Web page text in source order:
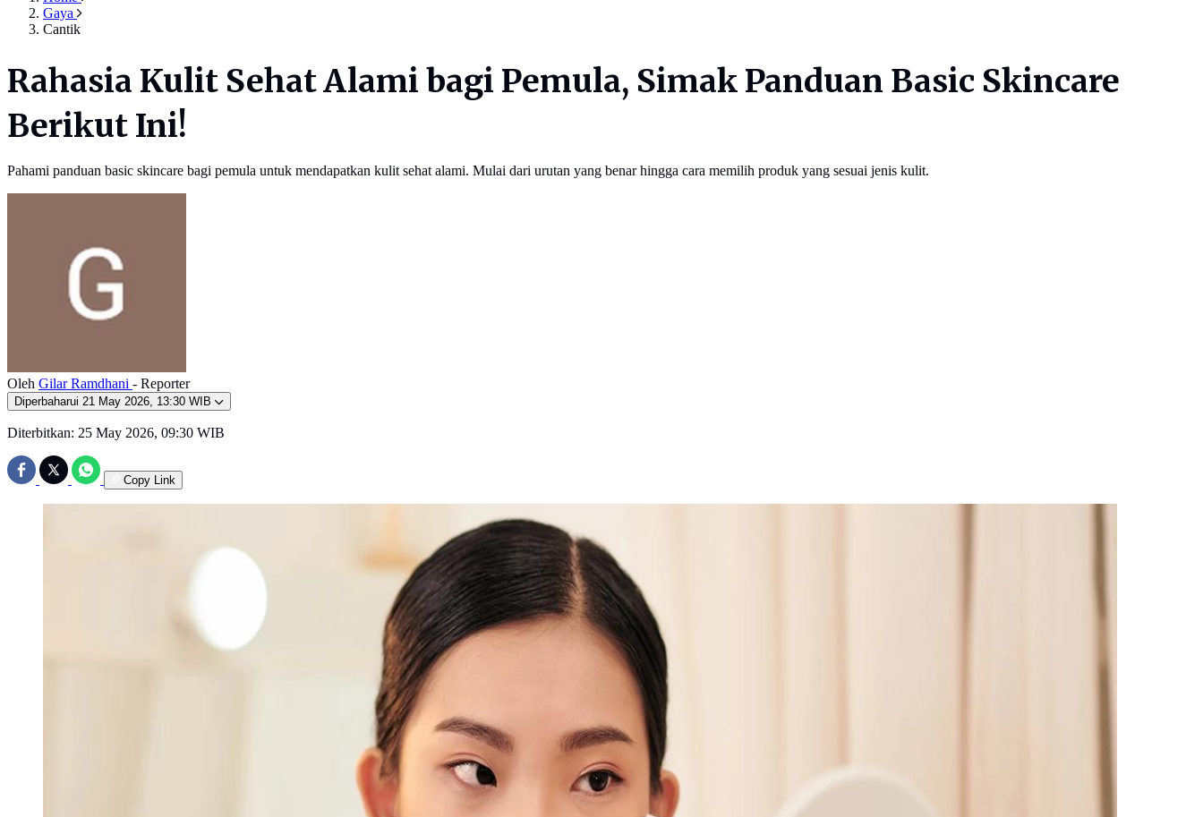
Gaya
Cantik
Rahasia Kulit Sehat Alami bagi Pemula, Simak Panduan Basic Skincare
Berikut Ini!
Pahami panduan basic skincare bagi pemula untuk mendapatkan kulit sehat alami. Mulai dari urutan yang benar hingga cara memilih produk yang sesuai jenis kulit.
Oleh Gilar Ramdhani - Reporter
Diperbaharui 21 May 2026, 13:30 WIB
Diterbitkan: 25 May 2026, 09:30 WIB
Copy Link